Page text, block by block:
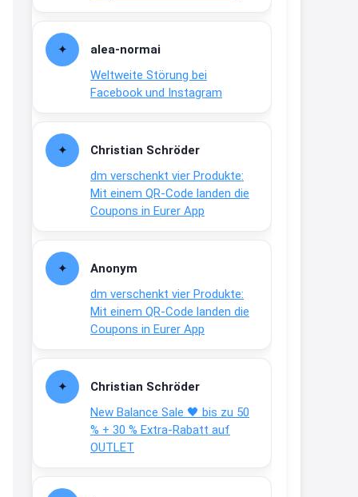
alea-normai
Weltweite Störung bei
Facebook und Instagram
Christian Schröder
dm verschenkt vier Produkte:
Mit einem QR-Code landen die
Coupons in Eurer App
Anonym
dm verschenkt vier Produkte:
Mit einem QR-Code landen die
Coupons in Eurer App
Christian Schröder
New Balance Sale 🖤 bis zu 50
% + 30 % Extra-Rabatt auf
OUTLET
/ max. 15.000www.erlebe-
↩
www.meineapotheke.de/
2:19
↩
Joachim
www.linda.de/vorteile/coupons/...
2:21
↩
Gratis Hitzewarn-Aufkleber /
verfärbt sich ab 28 Grad /siehe
Text weiter unten
shop.bioeg.de/aufkleber-
achtun...